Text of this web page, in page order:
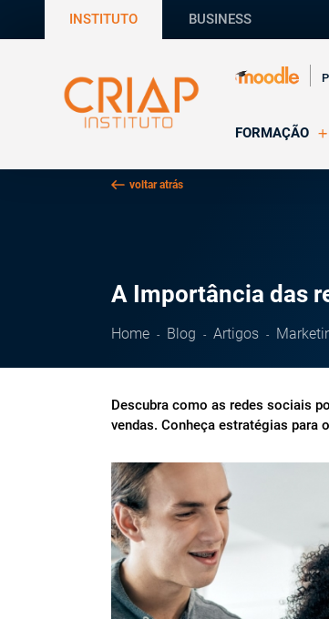
INSTITUTO BUSINESS
FORMAÇÃO
voltar atrás
A Importância das
Home Blog Artigos
Descubra como as redes sociais
vendas. Conheça estratégias para